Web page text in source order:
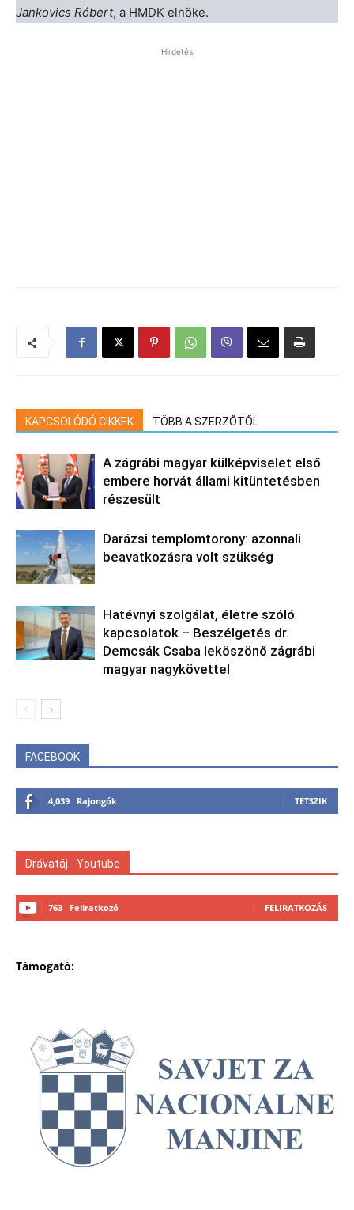
Jankovics Róbert, a HMDK elnöke.
Hirdetés
KAPCSOLÓDÓ CIKKEK TÖBB A SZERZŐTŐL
A zágrábi magyar külképviselet első
embere horvát állami kitüntetésben
részesült
Darázsi templomtorony: azonnali
beavatkozásra volt szükség
Hatévnyi szolgálat, életre szóló
kapcsolatok – Beszélgetés dr.
Demcsák Csaba leköszönő zágrábi
magyar nagykövettel
FACEBOOK
4,039 Rajongók TETSZIK
Drávatáj - Youtube
763 Feliratkozó FELIRATKOZÁS
Támogató: